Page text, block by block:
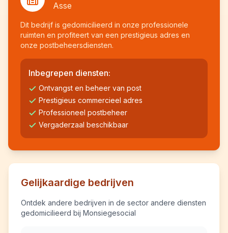
Asse
Dit bedrijf is gedomicilieerd in onze professionele
ruimten en profiteert van een prestigieus adres en
onze postbeheersdiensten.
Inbegrepen diensten:
Ontvangst en beheer van post
Prestigieus commercieel adres
Professioneel postbeheer
Vergaderzaal beschikbaar
Gelijkaardige bedrijven
Ontdek andere bedrijven in de sector andere diensten
gedomicilieerd bij Monsiegesocial